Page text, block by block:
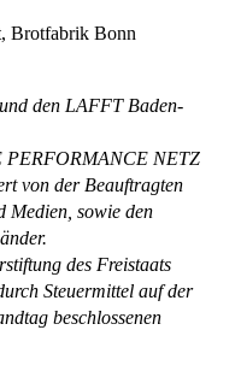
Brotfabrik Bonn
den LAFFT Baden-
PERFORMANCE NETZ
von der Beauftragten
Medien, sowie den
des Freistaats
Steuermittel auf der
beschlossenen